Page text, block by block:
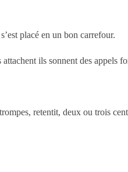
placé en un bon carrefour.
ils sonnent des appels
retentit, deux ou trois